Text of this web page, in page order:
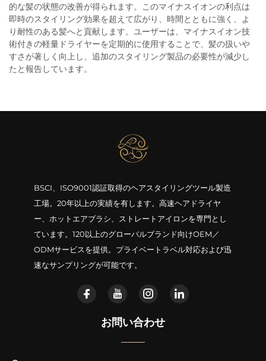
的な髪の状態の改善が得られます。このマイナスイオンの利点は
即時のスタイリング効果を超えて広がり、時間とともに強く、よ
り耐性のある髪へと貢献します。ユーザーは、マイナスイオン技
術付きの軽量ドライヤーを定期的に使用することで、髪の扱いや
すさが著しく向上し、追加のスタイリング製品の必要性が減少し
たと報告しています。
BSCI、ISO9001認証取得のヘアスタイリングツール製造
工場。20年以上の実績を有します。高速ヘアドライヤ
ー、ホットエアブラシ、ストレートアイロンを専門とし
ています。120以上のグローバルブランド向けOEM／
ODMサービスを提供。プライベートラベル対応および迅
速なサンプリングが可能です。
お問い合わせ